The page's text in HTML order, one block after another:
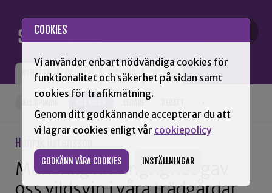
COOKIES
Vi använder enbart nödvändiga cookies för
funktionalitet och säkerhet på sidan samt
cookies för trafikmätning.
Genom ditt godkännande accepterar du att
vi lagrar cookies enligt vår cookiepolicy
GODKÄNN VÅRA COOKIES INSTÄLLNINGAR
NYHETER OPINION TIDNING OM SNN
Henrik Östensson
Mänsklig klåfingrighet gav
oss vildsvin i våra trädgårdar